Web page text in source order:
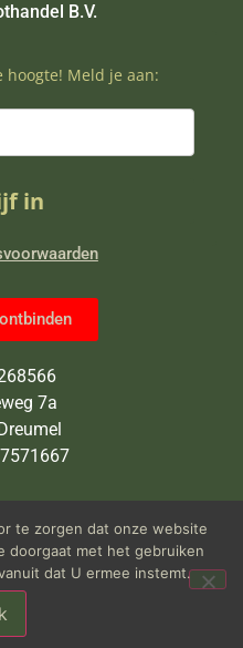
B.V.
Meld je aan:
in
7a
tot en met
9 tot 5 uur
te zorgen dat onze website
doorgaat met het gebruiken
dat U ermee instemt.